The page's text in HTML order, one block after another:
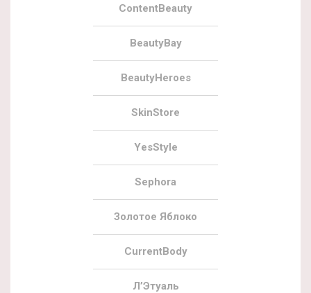
ContentBeauty
BeautyBay
BeautyHeroes
SkinStore
YesStyle
Sephora
Золотое Яблоко
CurrentBody
Л’Этуаль